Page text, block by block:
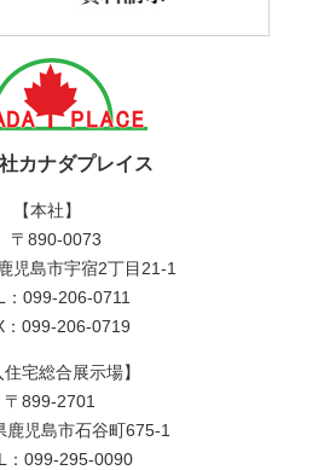
カナダプレイス
【本社】
〒890-0073
児島市宇宿2丁目21-1
：099-206-0711
：099-206-0719
住宅総合展示場】
〒899-2701
児島市石谷町675-1
：099-295-0090